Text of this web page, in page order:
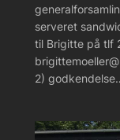
serveret
til Brigitte på tlf
2)